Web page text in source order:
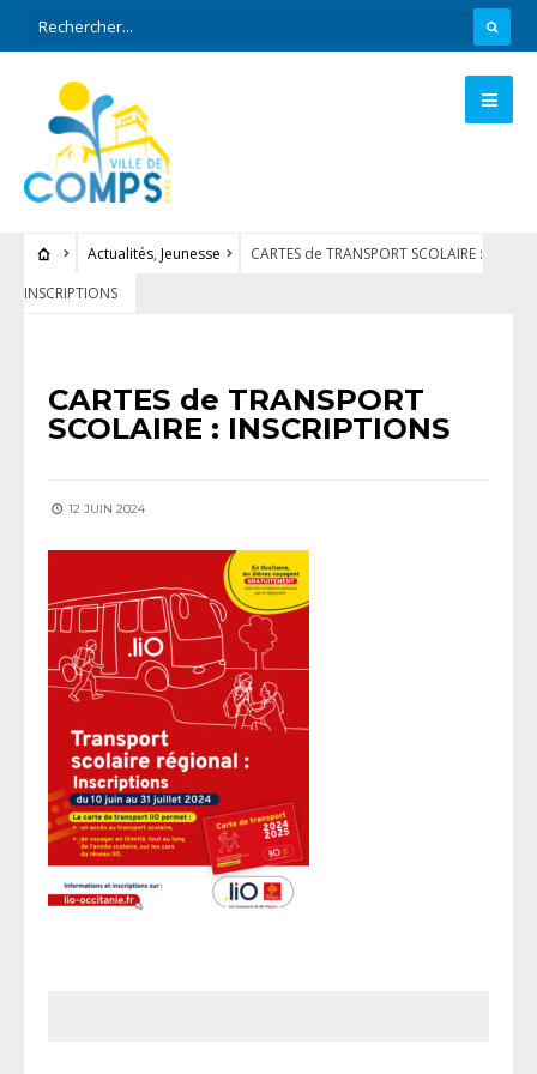
Actualités, Jeunesse
CARTES de TRANSPORT SCOLAIRE :
INSCRIPTIONS
CARTES de TRANSPORT
SCOLAIRE : INSCRIPTIONS
12 JUIN 2024